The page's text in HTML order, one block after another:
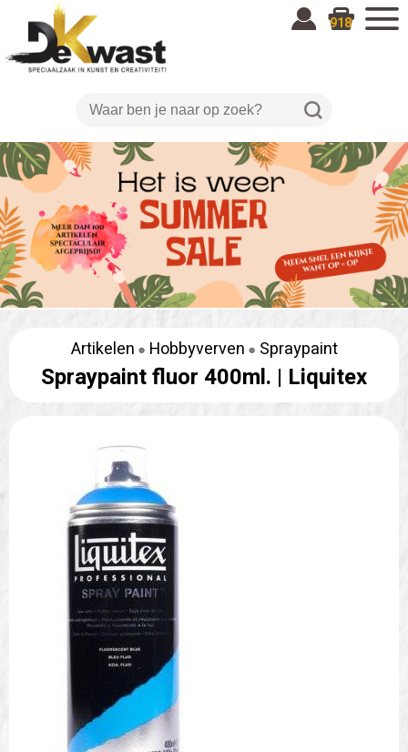
918
Artikelen Hobbyverven Spraypaint
Spraypaint fluor 400ml. | Liquitex